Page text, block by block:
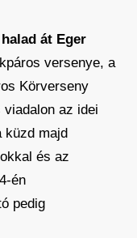
át Eger
versenye, a
Körverseny
viadalon az idei
küzd majd
és az
én
pedig